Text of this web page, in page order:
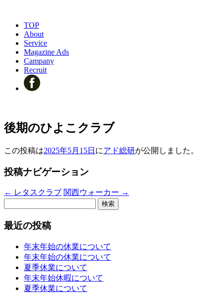
TOP
About
Service
Magazine Ads
Campany
Recruit
後期のひよこクラブ
この投稿は2025年5月15日 にアド総研が公開しました 。
投稿ナビゲーション
← レタスクラブ 関西ウォーカー →
最近の投稿
年末年始の休業について
年末年始の休業について
夏季休業について
年末年始休暇について
夏季休業について